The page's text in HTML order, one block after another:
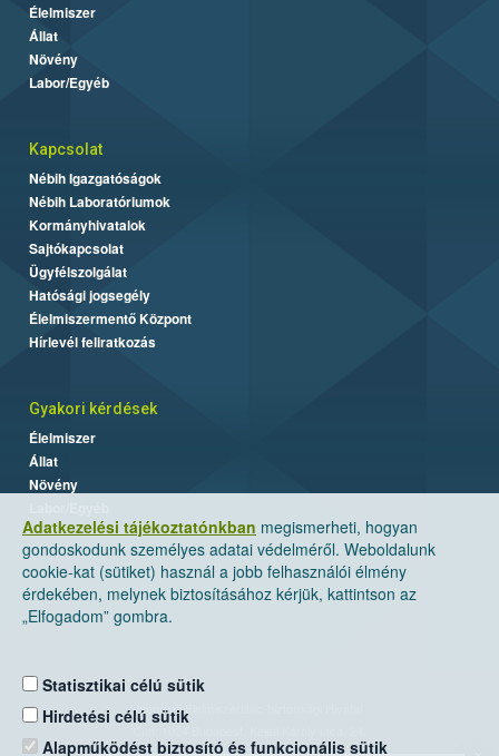
Adatkezelési tájékoztatónkban megismerheti, hogyan
gondoskodunk személyes adatai védelméről. Weboldalunk
cookie-kat (sütiket) használ a jobb felhasználói élmény
érdekében, melynek biztosításához kérjük, kattintson az
„Elfogadom” gombra.
Statisztikai célú sütik
Hirdetési célú sütik
Alapműködést biztosító és funkcionális sütik
Élelmiszer
Állat
Növény
Labor/Egyéb
Kapcsolat
Nébih Igazgatóságok
Nébih Laboratóriumok
Kormányhivatalok
Sajtókapcsolat
Ügyfélszolgálat
Hatósági jogsegély
Élelmiszermentő Központ
Hírlevél feliratkozás
Gyakori kérdések
Élelmiszer
Állat
Növény
Nemzeti Élelmiszerlánc-biztonsági Hivatal
Levelezési cím: 1525 Budapest. Pf. 30.